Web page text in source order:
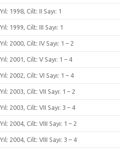
Yıl: 1998, Cilt: II Sayı: 1
Yıl: 1999, Cilt: III Sayı: 1
Yıl: 2000, Cilt: IV Sayı: 1 – 2
Yıl: 2001, Cilt: V Sayı: 1 – 4
Yıl: 2002, Cilt: VI Sayı: 1 – 4
Yıl: 2003, Cilt: VII Sayı: 1 – 2
Yıl: 2003, Cilt: VII Sayı: 3 – 4
Yıl: 2004, Cilt: VIII Sayı: 1 – 2
Yıl: 2004, Cilt: VIII Sayı: 3 – 4